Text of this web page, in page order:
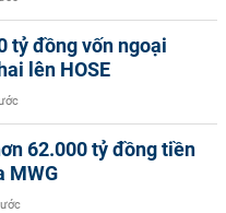
tỷ đồng vốn ngoại
lên HOSE
62.000 tỷ đồng tiền
MWG